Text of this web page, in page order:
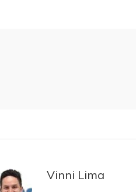
Vinni Lima